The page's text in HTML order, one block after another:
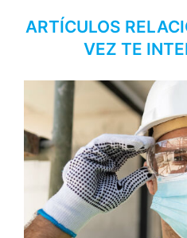
ARTÍCULOS
VEZ TE